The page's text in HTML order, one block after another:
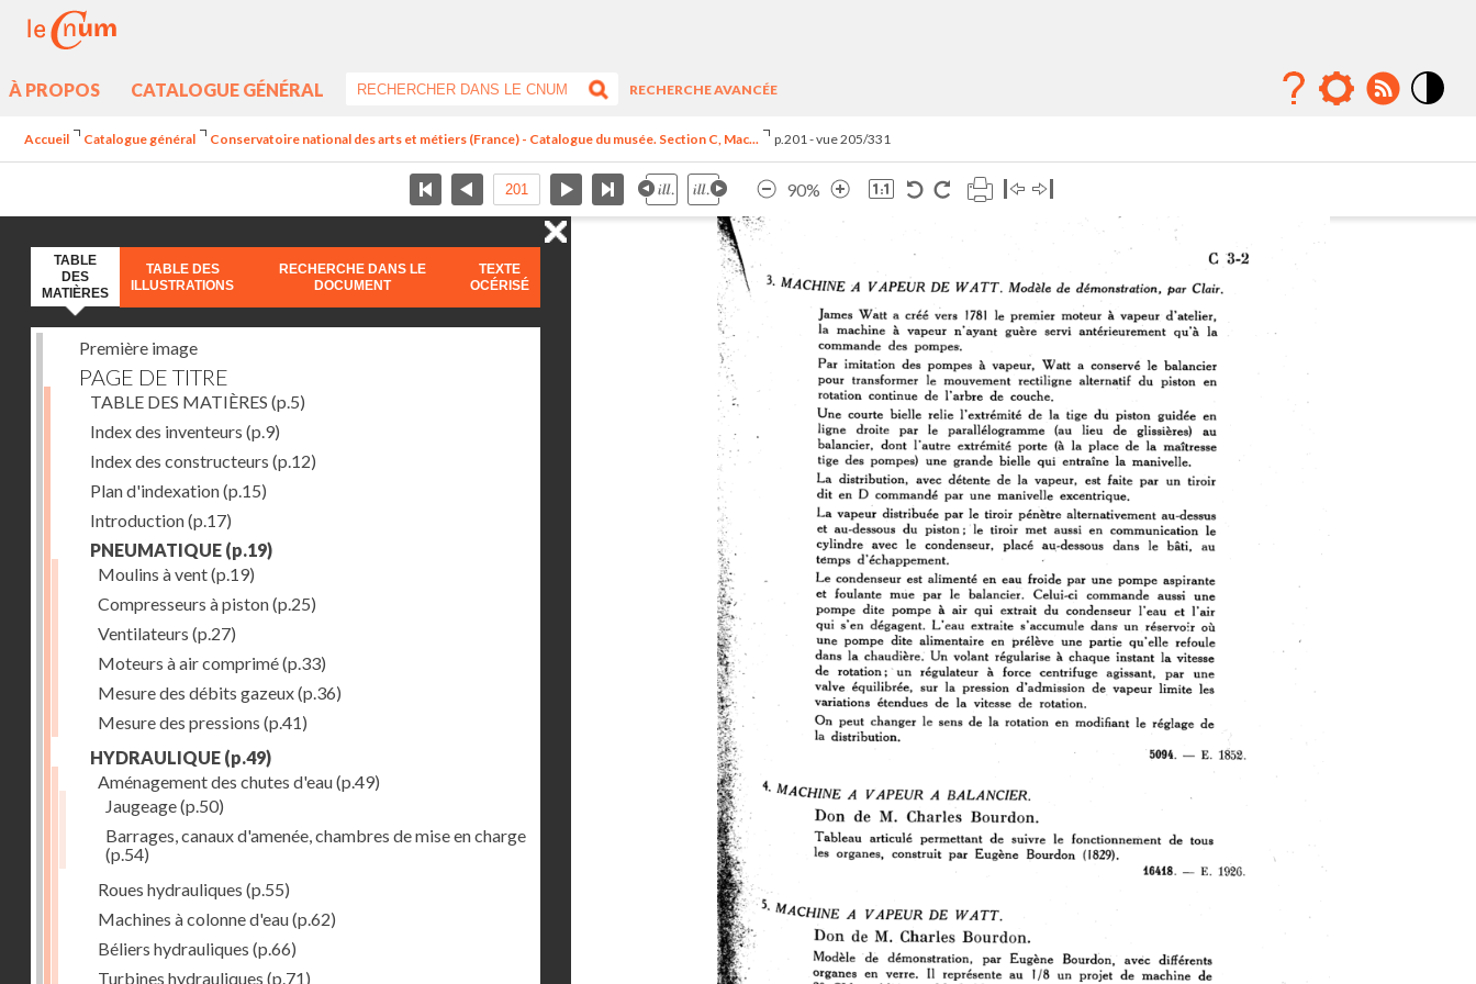
À PROPOS CATALOGUE GÉNÉRAL
RECHERCHE AVANCÉE
Accueil Catalogue général Conservatoire national des arts et métiers (France) - Catalogue du musée. Section C, Mac... p.201 - vue 205/331
90%
TABLE
DES
MATIÈRES
TABLE DES
ILLUSTRATIONS
RECHERCHE DANS LE
DOCUMENT
TEXTE
OCÉRISÉ
Première image
PAGE DE TITRE
TABLE DES MATIÈRES (p.5)
Index des inventeurs (p.9)
Index des constructeurs (p.12)
Plan d'indexation(p.15)
Introduction(p.17)
PNEUMATIQUE (p.19)
Moulins à vent(p.19)
Compresseurs à piston(p.25)
Ventilateurs (p.27)
Moteurs à air comprimé(p.33)
Mesure des débits gazeux(p.36)
Mesure des pressions (p.41)
HYDRAULIQUE (p.49)
Aménagement des chutes d'eau(p.49)
Jaugeage(p.50)
Barrages, canaux d'amenée, chambres de mise en charge
(p.54)
Roues hydrauliques (p.55)
Machines à colonne d'eau(p.62)
Béliers hydrauliques (p.66)
Turbines hydrauliques (p.71)